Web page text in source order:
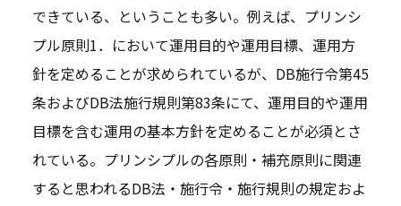
できている、ということも多い。例えば、プリンシ
プル原則1．において運用目的や運用目標、運用方
針を定めることが求められているが、DB施行令第45
条およびDB法施行規則第83条にて、運用目的や運用
目標を含む運用の基本方針を定めることが必須とさ
れている。プリンシプルの各原則・補充原則に関連
すると思われるDB法・施行令・施行規則の規定およ